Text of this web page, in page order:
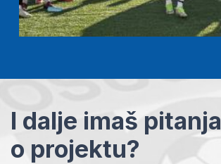
I dalje imaš pitanja
o projektu?